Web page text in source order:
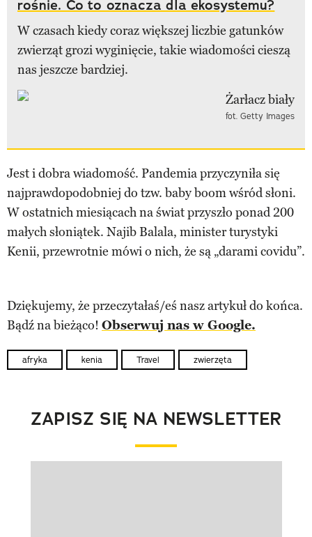
rośnie. Co to oznacza dla ekosystemu?
W czasach kiedy coraz większej liczbie gatunków
zwierząt grozi wyginięcie, takie wiadomości cieszą
nas jeszcze bardziej.
fot. Getty Images
Jest i dobra wiadomość. Pandemia przyczyniła się
najprawdopodobniej do tzw. baby boom wśród słoni.
W ostatnich miesiącach na świat przyszło ponad 200
małych słoniątek. Najib Balala, minister turystyki
Kenii, przewrotnie mówi o nich, że są „darami covidu”.
Dziękujemy, że przeczytałaś/eś nasz artykuł do końca.
Bądź na bieżąco! Obserwuj nas w Google.
afryka kenia Travel zwierzęta
ZAPISZ SIĘ NA NEWSLETTER